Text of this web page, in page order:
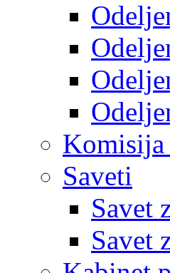
Komisija
Saveti
Savet
Savet